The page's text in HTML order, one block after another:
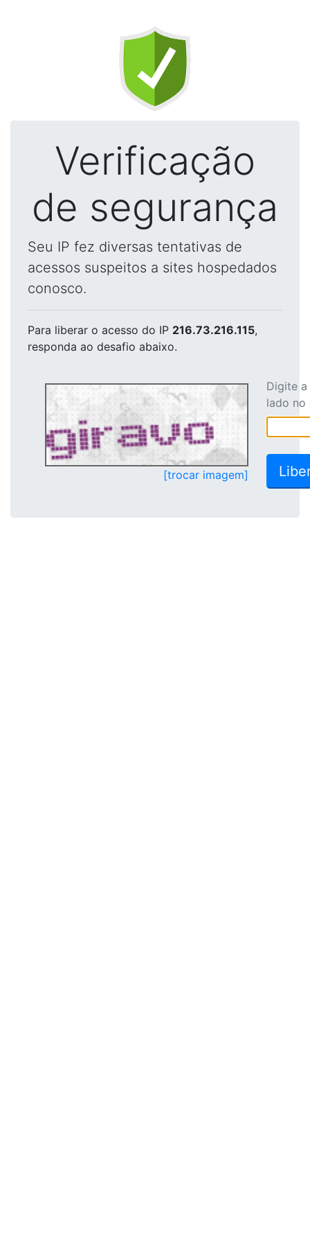
Verificação
de segurança
Seu IP fez diversas tentativas de
acessos suspeitos a sites hospedados
conosco.
Para liberar o acesso do IP 216.73.216.115,
responda ao desafio abaixo.
[trocar imagem]
Digite
lado no